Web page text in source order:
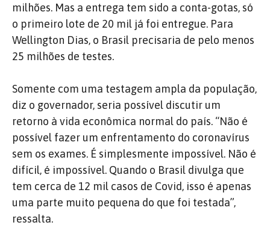
milhões. Mas a entrega tem sido a conta-gotas, só
o primeiro lote de 20 mil já foi entregue. Para
Wellington Dias, o Brasil precisaria de pelo menos
25 milhões de testes.
Somente com uma testagem ampla da população,
diz o governador, seria possível discutir um
retorno à vida econômica normal do país. “Não é
possível fazer um enfrentamento do coronavírus
sem os exames. É simplesmente impossível. Não é
difícil, é impossível. Quando o Brasil divulga que
tem cerca de 12 mil casos de Covid, isso é apenas
uma parte muito pequena do que foi testada”,
ressalta.